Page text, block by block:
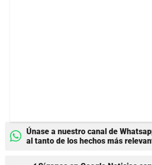
Únase a nuestro canal de
al tanto de los hechos más